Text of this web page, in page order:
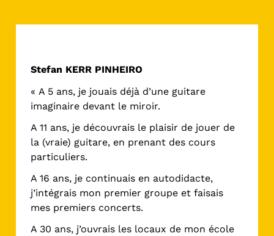
Stefan KERR PINHEIRO
« A 5 ans, je jouais déjà d’une guitare
imaginaire devant le miroir.
A 11 ans, je découvrais le plaisir de jouer de
la (vraie) guitare, en prenant des cours
particuliers.
A 16 ans, je continuais en autodidacte,
j’intégrais mon premier groupe et faisais
mes premiers concerts.
A 30 ans, j’ouvrais les locaux de mon école